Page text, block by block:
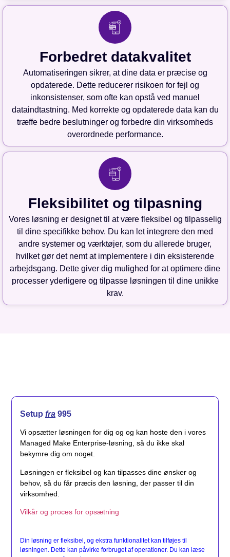
Forbedret datakvalitet
Automatiseringen sikrer, at dine data er præcise og
opdaterede. Dette reducerer risikoen for fejl og
inkonsistenser, som ofte kan opstå ved manuel
dataindtastning. Med korrekte og opdaterede data kan du
træffe bedre beslutninger og forbedre din virksomheds
overordnede performance.
Fleksibilitet og tilpasning
Vores løsning er designet til at være fleksibel og tilpasselig
til dine specifikke behov. Du kan let integrere den med
andre systemer og værktøjer, som du allerede bruger,
hvilket gør det nemt at implementere i din eksisterende
arbejdsgang. Dette giver dig mulighed for at optimere dine
processer yderligere og tilpasse løsningen til dine unikke
krav.
Setup fra 995
Vi opsætter løsningen for dig og og kan hoste den i vores
Managed Make Enterprise-løsning, så du ikke skal
bekymre dig om noget.
Løsningen er fleksibel og kan tilpasses dine ønsker og
behov, så du får præcis den løsning, der passer til din
virksomhed.
Vilkår og proces for opsætning
Din løsning er fleksibel, og ekstra funktionalitet kan tilføjes til
løsningen. Dette kan påvirke forbruget af operationer. Du kan læse